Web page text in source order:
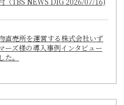
直売所を運営する株式会社いず
ーズ様の導入事例インタビュー
た。